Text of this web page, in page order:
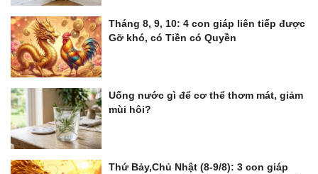
Tháng 8, 9, 10: 4 con giáp liên tiếp được
Gỡ khó, có Tiền có Quyền
Uống nước gì để cơ thể thơm mát, giảm
mùi hôi?
Thứ Bảy,Chủ Nhật (8-9/8): 3 con giáp